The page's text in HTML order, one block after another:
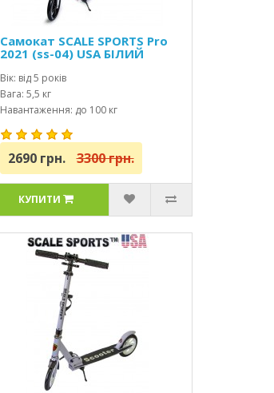
Самокат SCALE SPORTS Pro
2021 (ss-04) USA БІЛИЙ
Вік: від 5 років
Вага: 5,5 кг
Навантаження: до 100 кг
2690 грн. 3300 грн.
КУПИТИ